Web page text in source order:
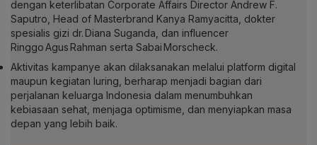
dengan keterlibatan Corporate Affairs Director Andrew F.
Saputro, Head of Masterbrand Kanya Ramyacitta, dokter
spesialis gizi dr. Diana Suganda, dan influencer
Ringgo Agus Rahman serta Sabai Morscheck.
Aktivitas kampanye akan dilaksanakan melalui platform digital
maupun kegiatan luring, berharap menjadi bagian dari
perjalanan keluarga Indonesia dalam menumbuhkan
kebiasaan sehat, menjaga optimisme, dan menyiapkan masa
depan yang lebih baik.